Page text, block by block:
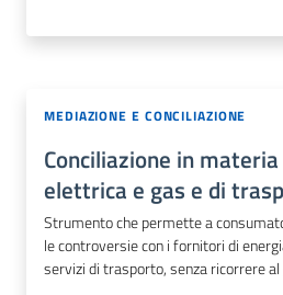
MEDIAZIONE E CONCILIAZIONE
Conciliazione in
elettrica e gas e di
Strumento che permette a
le controversie con i fornitori di
servizi di trasporto, senza ricorrere al